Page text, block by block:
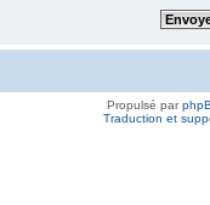
Propulsé par
Traduction et